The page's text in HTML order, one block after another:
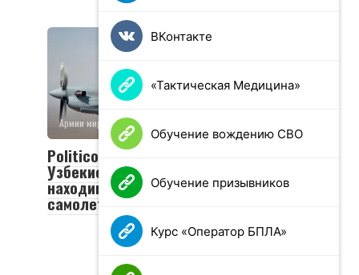
Армии мира
Politico: США хотят отдать
Узбекистану и Таджикистану
находившиеся в Афганистане
самолеты
ВКонтакте
«Тактическая Медицина»
Обучение вождению СВО
Обучение призывников
Курс «Оператор БПЛА»